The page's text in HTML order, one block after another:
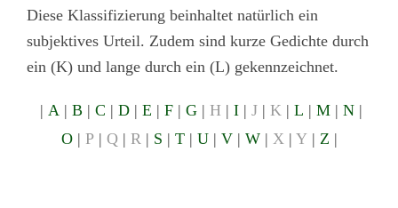
Diese Klassifizierung beinhaltet natürlich ein
subjektives Urteil. Zudem sind kurze Gedichte durch
ein (K) und lange durch ein (L) gekennzeichnet.
| A | B | C | D | E | F | G | H | I | J | K | L | M | N |
O| P| Q| R| S | T| U| V| W| X| Y| Z |